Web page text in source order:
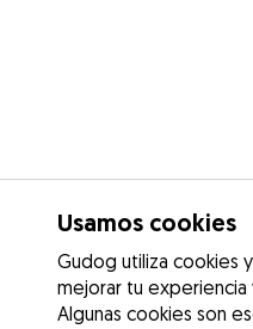
Usamos cookies
Gudog utiliza cookies
mejorar tu experiencia
Algunas cookies son